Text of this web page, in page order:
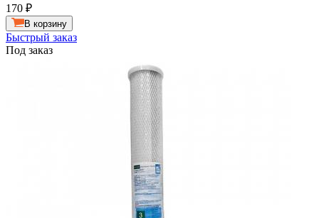
170 ₽
В корзину
Быстрый заказ
Под заказ